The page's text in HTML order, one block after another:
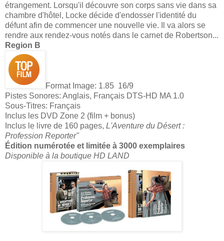
étrangement. Lorsqu'il découvre son corps sans vie dans sa
chambre d'hôtel, Locke décide d'endosser l'identité du
défunt afin de commencer une nouvelle vie. Il va alors se
rendre aux rendez-vous notés dans le carnet de Robertson...
Region B
Format Image: 1.85 16/9
Pistes Sonores: Anglais, Français DTS-HD MA 1.0
Sous-Titres: Français
Inclus les DVD Zone 2 (film + bonus)
Inclus le livre de 160 pages, L'Aventure du Désert :
Profession Reporter"
Édition numérotée et limitée à 3000 exemplaires
Disponible à la boutique HD LAND